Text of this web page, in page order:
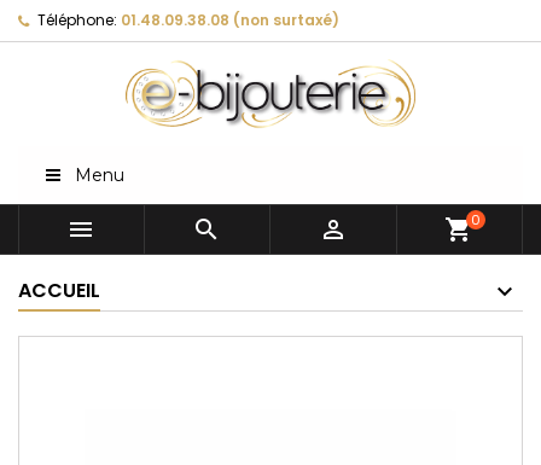
Téléphone: 01.48.09.38.08 (non surtaxé)
Menu
   shopping_cart0
ACCUEIL